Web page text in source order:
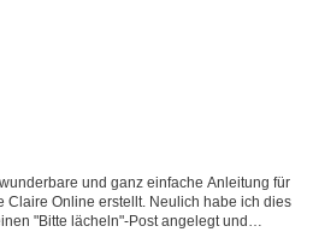
und ganz einfache Anleitung für
Claire Online erstellt. Neulich habe ich dies
"Bitte lächeln"-Post angelegt und